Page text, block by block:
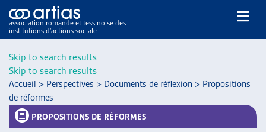
Skip to search results
Skip to search results
association romande et tessinoise des
institutions d’actions sociale
Accueil > Perspectives > Documents de réflexion > Propositions
de réformes
PROPOSITIONS DE RÉFORMES